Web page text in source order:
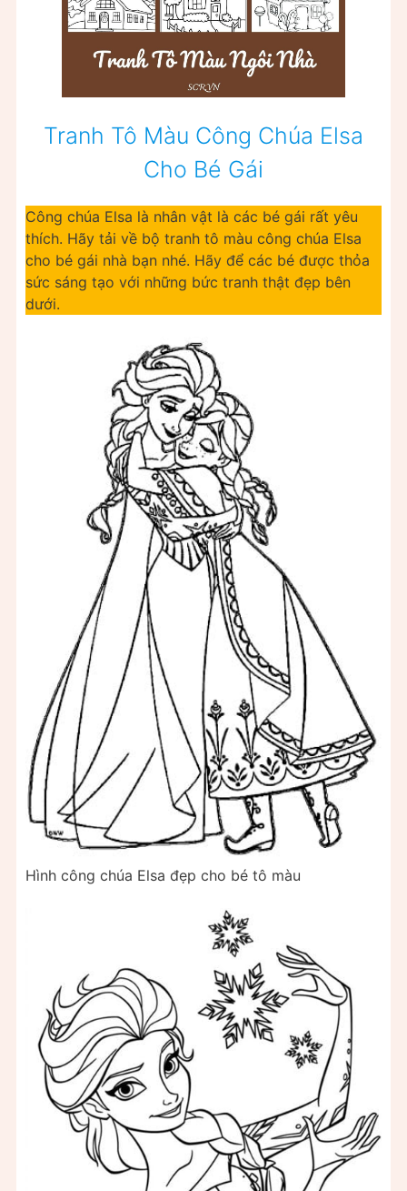
Tranh Tô Màu Công Chúa Elsa
Cho Bé Gái
Công chúa Elsa là nhân vật là các bé gái rất yêu
thích. Hãy tải về bộ tranh tô màu công chúa Elsa
cho bé gái nhà bạn nhé. Hãy để các bé được thỏa
sức sáng tạo với những bức tranh thật đẹp bên
dưới.
Hình công chúa Elsa đẹp cho bé tô màu